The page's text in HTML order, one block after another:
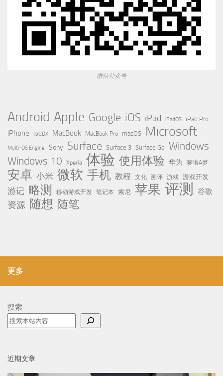
微信公众号
Android Apple Google iOS iPad iPadOS iPad Pro
iPhone libGDX MacBook MacBook Pro macOS Microsoft
Multi-OS Engine Sony Surface Surface 3 Surface Go Windows
Windows 10 Xperia 体验 使用体验 华为 哆啦A梦
安卓 小米 微软 手机 教程 文化 测评 游戏 游戏开发
游记 略测 移动游戏开发 笔记本 索尼 苹果 评测 谷歌
资源 随想 随笔
更多
搜索
近期文章